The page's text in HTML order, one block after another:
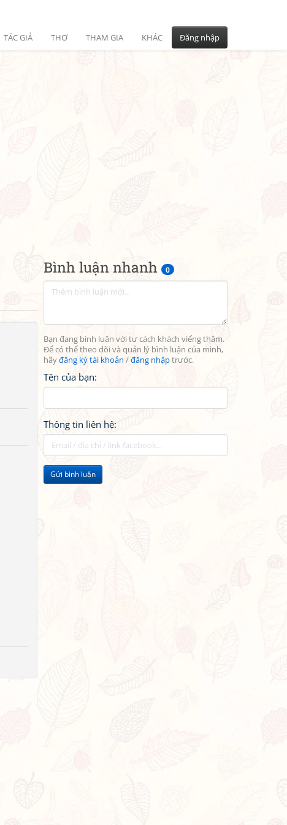
TÁC GIẢ THƠ THAM GIA KHÁC Đăng nhập
Bình luận nhanh 0
Bạn đang bình luận với tư cách khách viếng thăm.
Để có thể theo dõi và quản lý bình luận của mình,
hãyđăng ký tài khoản /đăng nhậptrước.
Tên của bạn:
Thông tin liên hệ:
Gửi bình luận